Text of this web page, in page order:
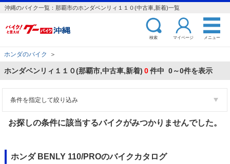
沖縄のバイク一覧：那覇市のホンダベンリィ１１０(中古車,新着)一覧
検索 マイページ メニュー
ホンダのバイク ＞
ホンダベンリィ１１０(那覇市,中古車,新着) 0件中 0～0件を表示
条件を指定して絞り込み
お探しの条件に該当するバイクがみつかりませんでした。
ホンダ BENLY 110/PROのバイクカタログ